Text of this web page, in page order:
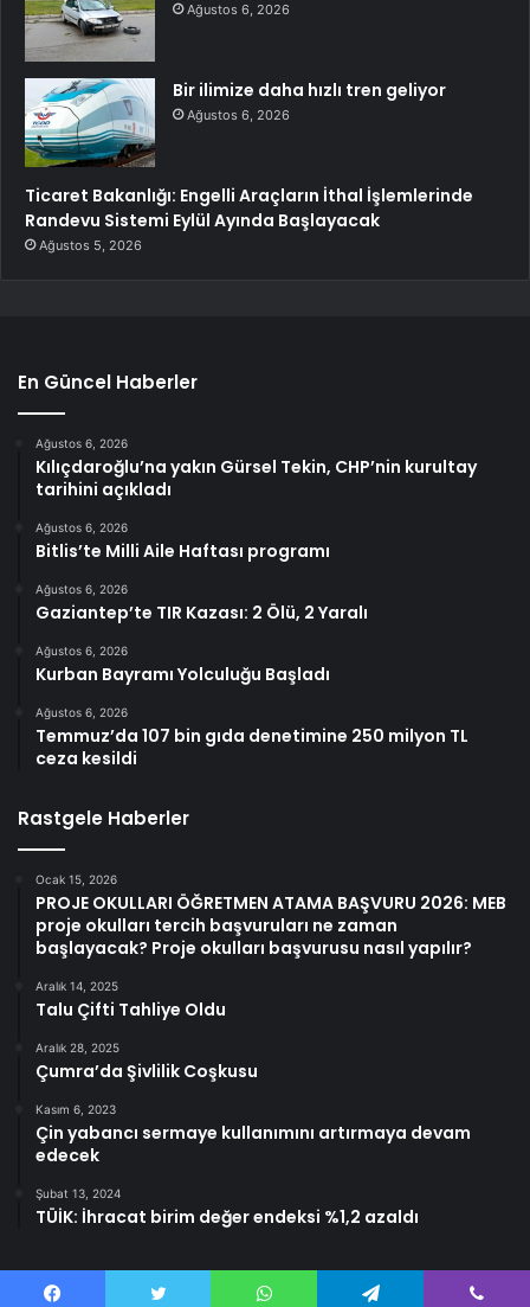
Ağustos 6, 2026
Bir ilimize daha hızlı tren geliyor
Ağustos 6, 2026
Ticaret Bakanlığı: Engelli Araçların İthal İşlemlerinde
Randevu Sistemi Eylül Ayında Başlayacak
Ağustos 5, 2026
En Güncel Haberler
Ağustos 6, 2026
Kılıçdaroğlu’na yakın Gürsel Tekin, CHP’nin kurultay
tarihini açıkladı
Ağustos 6, 2026
Bitlis’te Milli Aile Haftası programı
Ağustos 6, 2026
Gaziantep’te TIR Kazası: 2 Ölü, 2 Yaralı
Ağustos 6, 2026
Kurban Bayramı Yolculuğu Başladı
Ağustos 6, 2026
Temmuz’da 107 bin gıda denetimine 250 milyon TL
ceza kesildi
Rastgele Haberler
Ocak 15, 2026
PROJE OKULLARI ÖĞRETMEN ATAMA BAŞVURU 2026: MEB
proje okulları tercih başvuruları ne zaman
başlayacak? Proje okulları başvurusu nasıl yapılır?
Aralık 14, 2025
Talu Çifti Tahliye Oldu
Aralık 28, 2025
Çumra’da Şivlilik Coşkusu
Kasım 6, 2023
Çin yabancı sermaye kullanımını artırmaya devam
edecek
Şubat 13, 2024
TÜİK: İhracat birim değer endeksi %1,2 azaldı